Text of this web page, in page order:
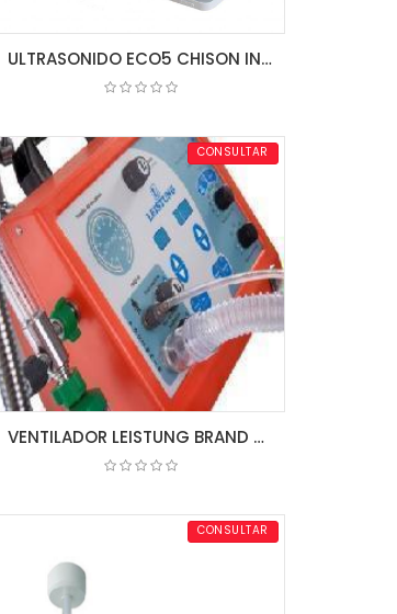
ULTRASONIDO ECO5 CHISON INCLUYE TRANSDUCTOR LINEAL, CONVEXO Y VAGINAL + ESTUCHE DE TRANSPORTE
COTIZAR CONSULTAR
VENTILADOR LEISTUNG BRAND PR4D-02 CON PEDESTAL
CONSULTAR